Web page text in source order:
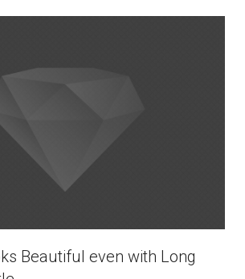
Beautiful even with Long